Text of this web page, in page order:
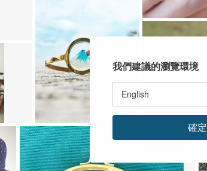
我們建議的瀏覽環境
確定